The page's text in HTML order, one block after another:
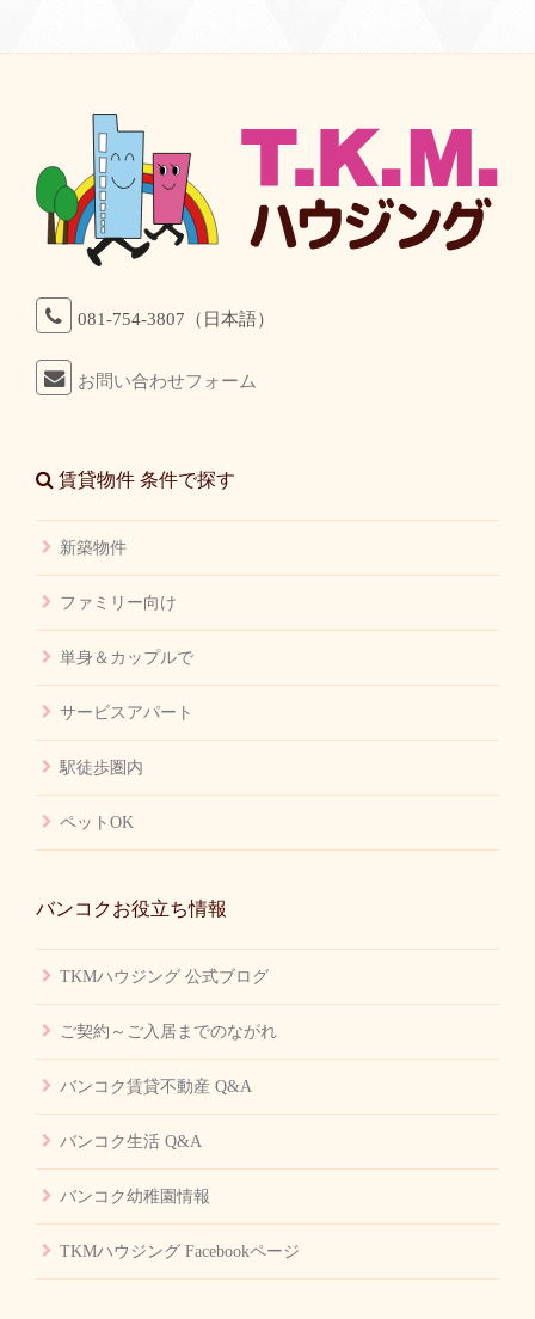
081-754-3807（日本語）
お問い合わせフォーム
賃貸物件 条件で探す
新築物件
ファミリー向け
単身＆カップルで
サービスアパート
駅徒歩圏内
ペットOK
バンコクお役立ち情報
TKMハウジング 公式ブログ
ご契約～ご入居までのながれ
バンコク賃貸不動産 Q&A
バンコク生活 Q&A
バンコク幼稚園情報
TKMハウジング Facebookページ